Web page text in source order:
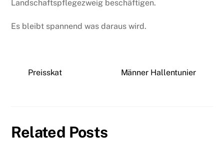
Landschaftspflegezweig beschäftigen.
Es bleibt spannend was daraus wird.
Preisskat Männer Hallentunier
Related Posts